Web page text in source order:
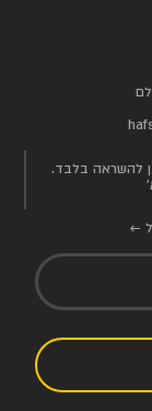
להשראה בלבד.
←